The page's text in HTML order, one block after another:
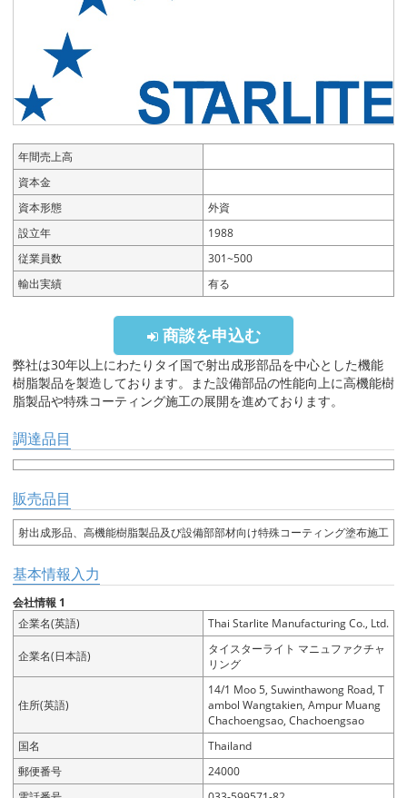
年間売上高
資本金
資本形態
外資
設立年
1988
従業員数
301~500
輸出実績
有る
商談を申込む
弊社は30年以上にわたりタイ国で射出成形部品を中心とした機能
樹脂製品を製造しております。また設備部品の性能向上に高機能樹
脂製品や特殊コーティング施工の展開を進めております。
調達品目
販売品目
射出成形品、高機能樹脂製品及び設備部部材向け特殊コーティング塗布施工
基本情報入力
会社情報 1
企業名(英語)
Thai Starlite Manufacturing Co., Ltd.
企業名(日本語)
タイスターライト マニュファクチャ
リング
住所(英語)
14/1 Moo 5, Suwinthawong Road, T
ambol Wangtakien, Ampur Muang
Chachoengsao, Chachoengsao
国名
Thailand
郵便番号
24000